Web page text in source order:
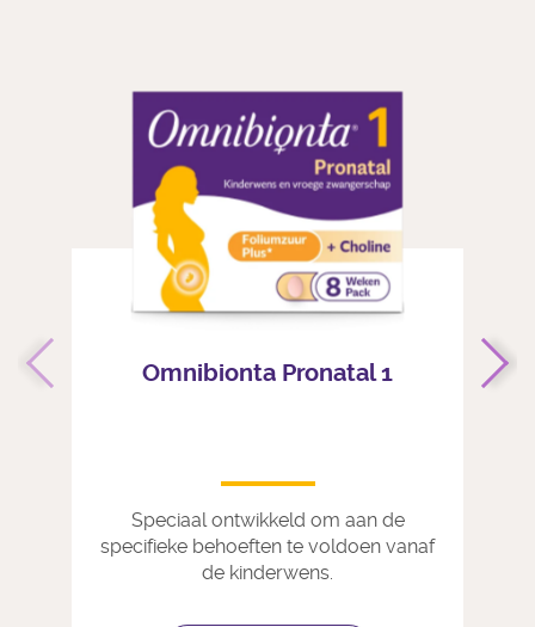
Omnibionta Pronatal 1
Speciaal ontwikkeld om aan de
specifieke behoeften te voldoen vanaf
de kinderwens.